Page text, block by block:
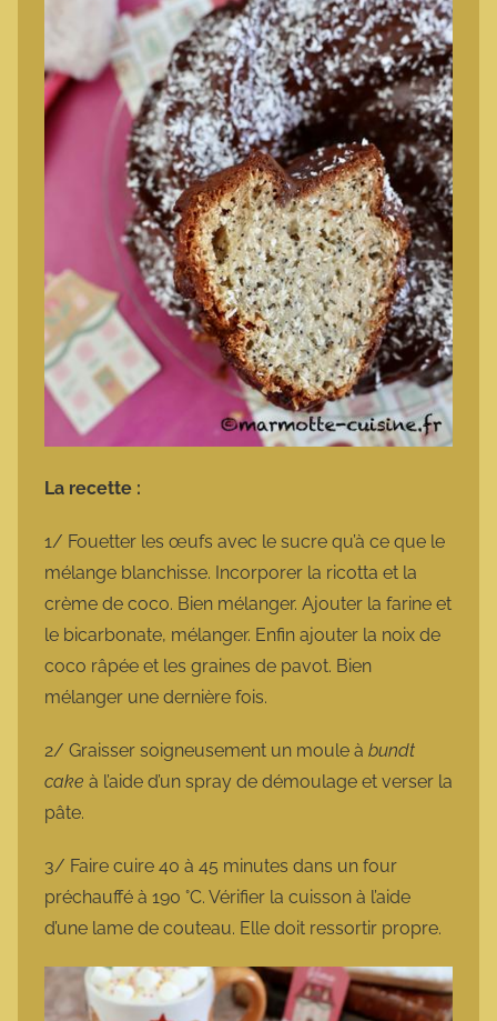
La recette :
1/ Fouetter les œufs avec le sucre qu’à ce que le
mélange blanchisse. Incorporer la ricotta et la
crème de coco. Bien mélanger. Ajouter la farine et
le bicarbonate, mélanger. Enfin ajouter la noix de
coco râpée et les graines de pavot. Bien
mélanger une dernière fois.
2/ Graisser soigneusement un moule à bundt
cake à l’aide d’un spray de démoulage et verser la
pâte.
3/ Faire cuire 40 à 45 minutes dans un four
préchauffé à 190 °C. Vérifier la cuisson à l’aide
d’une lame de couteau. Elle doit ressortir propre.